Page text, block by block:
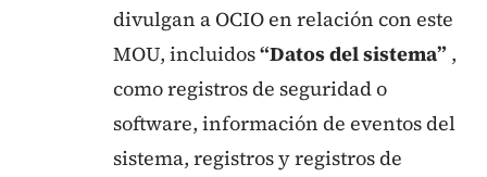
divulgan a OCIO en relación con este
MOU, incluidos“Datos del sistema” ,
como registros de seguridad o
software, información de eventos del
sistema, registros y registros de